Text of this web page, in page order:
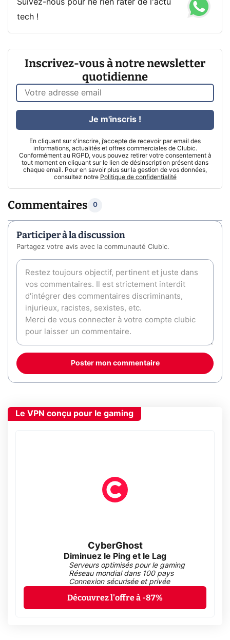
Suivez-nous pour ne rien rater de l'actu
tech !
Inscrivez-vous à notre newsletter
quotidienne
En cliquant sur s'inscrire, j’accepte de recevoir par email des
informations, actualités et offres commerciales de Clubic.
Conformément au RGPD, vous pouvez retirer votre consentement à
tout moment en cliquant sur le lien de désinscription présent dans
chaque email. Pour en savoir plus sur la gestion de vos données,
consultez notre Politique de confidentialité
Je m'inscris !
Commentaires 0
Participer à la discussion
Partagez votre avis avec la communauté Clubic.
Poster mon commentaire
Le VPN conçu pour le gaming
CyberGhost
Diminuez le Ping et le Lag
Serveurs optimisés pour le gaming
Réseau mondial dans 100 pays
Connexion sécurisée et privée
Découvrez l'offre à -87%